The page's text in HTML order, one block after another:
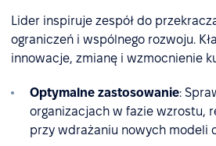
Lider inspiruje zespół do
ograniczeń i wspólnego rozwoju.
innowacje, zmianę i wzmocnienie
Optymalne zastosowanie:
organizacjach w fazie wzrostu,
przy wdrażaniu nowych modeli